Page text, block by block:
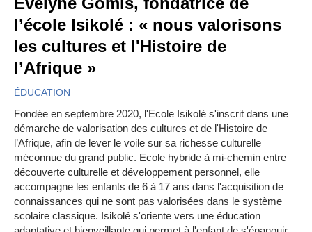
l’école Isikolé : « nous valorisons
les cultures et l'Histoire de
l’Afrique »
ÉDUCATION
Fondée en septembre 2020, l'Ecole Isikolé s'inscrit dans une
démarche de valorisation des cultures et de l'Histoire de
l’Afrique, afin de lever le voile sur sa richesse culturelle
méconnue du grand public. Ecole hybride à mi-chemin entre
découverte culturelle et développement personnel, elle
accompagne les enfants de 6 à 17 ans dans l'acquisition de
connaissances qui ne sont pas valorisées dans le système
scolaire classique. Isikolé s'oriente vers une éducation